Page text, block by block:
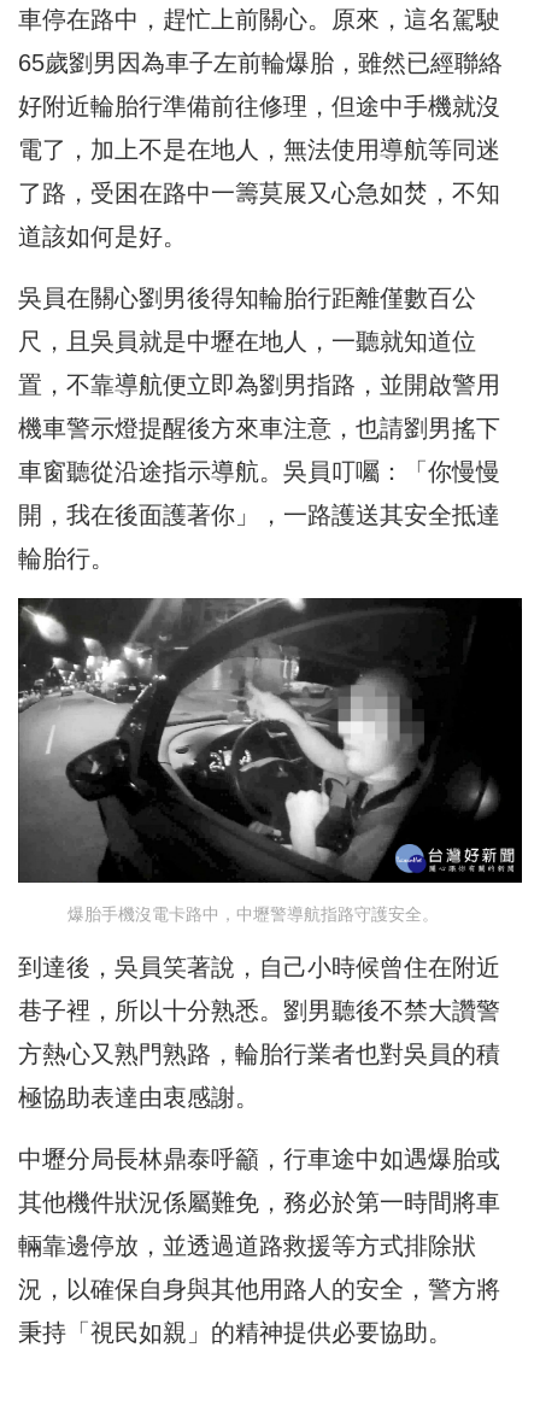
車停在路中，趕忙上前關心。原來，這名駕駛
65歲劉男因為車子左前輪爆胎，雖然已經聯絡
好附近輪胎行準備前往修理，但途中手機就沒
電了，加上不是在地人，無法使用導航等同迷
了路，受困在路中一籌莫展又心急如焚，不知
道該如何是好。
吳員在關心劉男後得知輪胎行距離僅數百公
尺，且吳員就是中壢在地人，一聽就知道位
置，不靠導航便立即為劉男指路，並開啟警用
機車警示燈提醒後方來車注意，也請劉男搖下
車窗聽從沿途指示導航。吳員叮囑：「你慢慢
開，我在後面護著你」，一路護送其安全抵達
輪胎行。
爆胎手機沒電卡路中，中壢警導航指路守護安全。
到達後，吳員笑著說，自己小時候曾住在附近
巷子裡，所以十分熟悉。劉男聽後不禁大讚警
方熱心又熟門熟路，輪胎行業者也對吳員的積
極協助表達由衷感謝。
中壢分局長林鼎泰呼籲，行車途中如遇爆胎或
其他機件狀況係屬難免，務必於第一時間將車
輛靠邊停放，並透過道路救援等方式排除狀
況，以確保自身與其他用路人的安全，警方將
秉持「視民如親」的精神提供必要協助。